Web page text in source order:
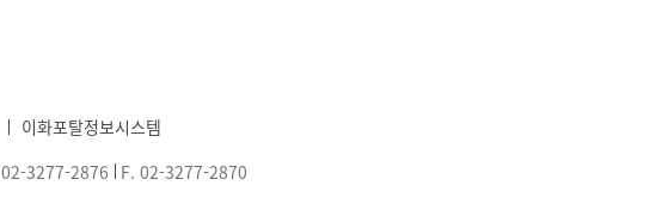
이화포탈정보시스템
02-3277-2876 F. 02-3277-2870